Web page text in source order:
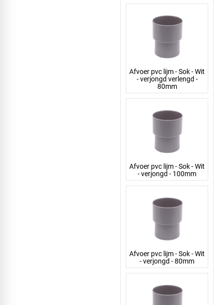
Afvoer pvc lijm - Sok - Wit
- verjongd verlengd -
80mm
Afvoer pvc lijm - Sok - Wit
- verjongd - 100mm
Afvoer pvc lijm - Sok - Wit
- verjongd - 80mm